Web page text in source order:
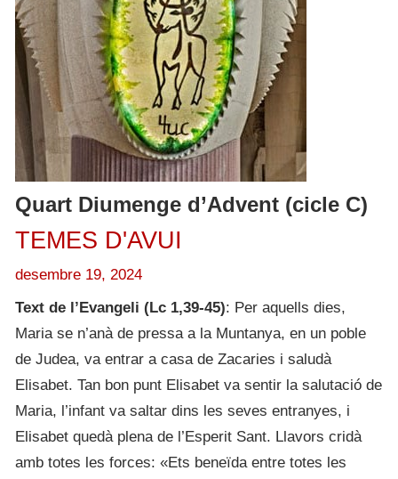
Quart Diumenge d’Advent (cicle C)
TEMES D'AVUI
desembre 19, 2024
Text de l’Evangeli (Lc 1,39-45): Per aquells dies,
Maria se n’anà de pressa a la Muntanya, en un poble
de Judea, va entrar a casa de Zacaries i saludà
Elisabet. Tan bon punt Elisabet va sentir la salutació de
Maria, l’infant va saltar dins les seves entranyes, i
Elisabet quedà plena de l’Esperit Sant. Llavors cridà
amb totes les forces: «Ets beneïda entre totes les